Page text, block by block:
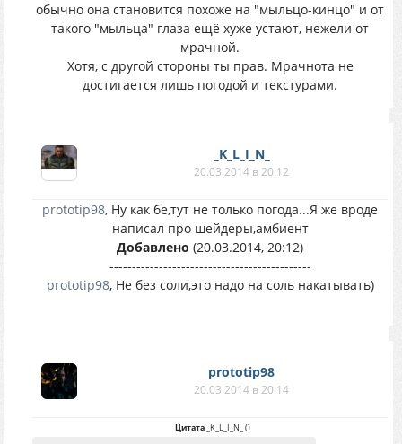
обычно она становится похоже на "мыльцо-кинцо" и от
такого "мыльца" глаза ещё хуже устают, нежели от
мрачной.
Хотя, с другой стороны ты прав. Мрачнота не
достигается лишь погодой и текстурами.
_K_L_I_N_
20.03.2014 в 20:12
prototip98, Ну как бе,тут не только погода...Я же вроде
написал про шейдеры,амбиент
Добавлено (20.03.2014, 20:12)
---------------------------------------------
prototip98, Не без соли,это надо на соль накатывать)
prototip98
20.03.2014 в 20:14
Цитата _K_L_I_N_ ()